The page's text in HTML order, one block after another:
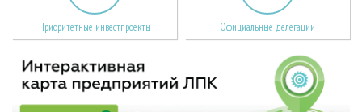
Приоритетные инвестпроекты Официальные делегации